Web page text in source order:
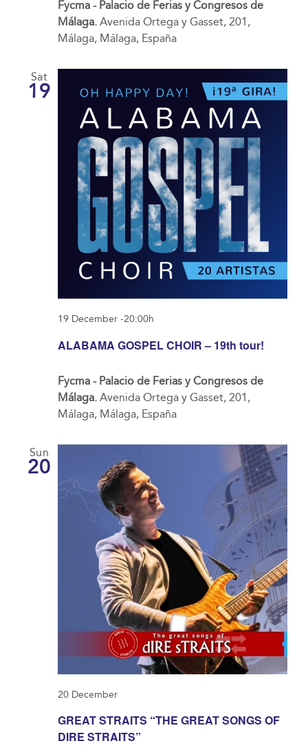
Fycma - Palacio de Ferias y Congresos de
Málaga. Avenida Ortega y Gasset, 201,
Málaga, Málaga, España
Sat
19
ALABAMA GOSPEL CHOIR – 19th tour!
19 December -20:00h
Fycma - Palacio de Ferias y Congresos de
Málaga. Avenida Ortega y Gasset, 201,
Málaga, Málaga, España
Sun
20
GREAT STRAITS “THE GREAT SONGS OF
DIRE STRAITS”
20 December